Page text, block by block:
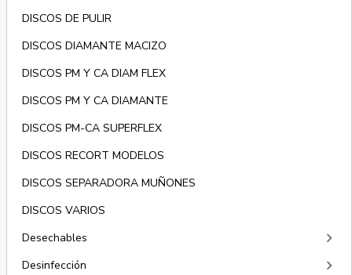
DISCOS DE PULIR
DISCOS DIAMANTE MACIZO
DISCOS PM Y CA DIAM FLEX
DISCOS PM Y CA DIAMANTE
DISCOS PM-CA SUPERFLEX
DISCOS RECORT MODELOS
DISCOS SEPARADORA MUÑONES
DISCOS VARIOS
Desechables
keyboard_arrow_right
Desinfección keyboard_arrow_right